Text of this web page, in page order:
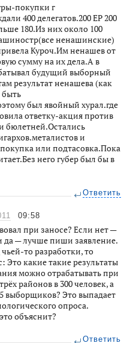
покупки г
400 делегатов.200 ЕР 200
180.Из них около 100
ненашинские)
Куроч.Им ненашев от
сумму на их дела.А в
будущий выборный
результат ненашева (как
был явойный хурал.где
ответку-акция против
бюлетней.Остались
и
или подтасовка.Пока
него губер был бы в
Ответить
09:58
при заносе? Если нет —
да — лучше пиши заявление.
то разработки, то
Это какие такие результаты
можно отрабатывать при
районов в 300 человек, а
выборщиков? Это выпадает
опроса.
объяснит?
Ответить